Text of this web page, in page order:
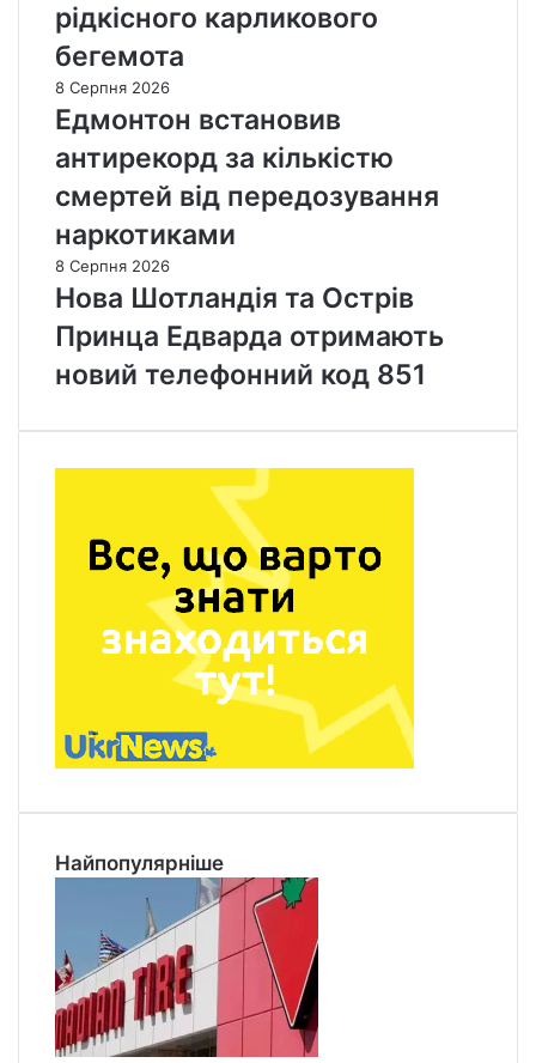
рідкісного карликового
бегемота
8 Серпня 2026
Едмонтон встановив
антирекорд за кількістю
смертей від передозування
наркотиками
8 Серпня 2026
Нова Шотландія та Острів
Принца Едварда отримають
новий телефонний код 851
Найпопулярніше